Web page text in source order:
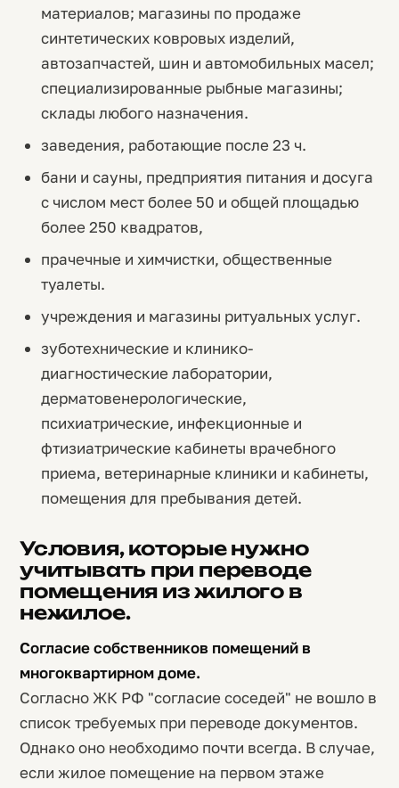
материалов; магазины по продаже
синтетических ковровых изделий,
автозапчастей, шин и автомобильных масел;
специализированные рыбные магазины;
склады любого назначения.
заведения, работающие после 23 ч.
бани и сауны, предприятия питания и досуга
с числом мест более 50 и общей площадью
более 250 квадратов,
прачечные и химчистки, общественные
туалеты.
учреждения и магазины ритуальных услуг.
зуботехнические и клинико-
диагностические лаборатории,
дерматовенерологические,
психиатрические, инфекционные и
фтизиатрические кабинеты врачебного
приема, ветеринарные клиники и кабинеты,
помещения для пребывания детей.
Условия, которые нужно
учитывать при переводе
помещения из жилого в
нежилое.
Согласие собственников помещений в
многоквартирном доме.
Согласно ЖК РФ "согласие соседей" не вошло в
список требуемых при переводе документов.
Однако оно необходимо почти всегда. В случае,
если жилое помещение на первом этаже